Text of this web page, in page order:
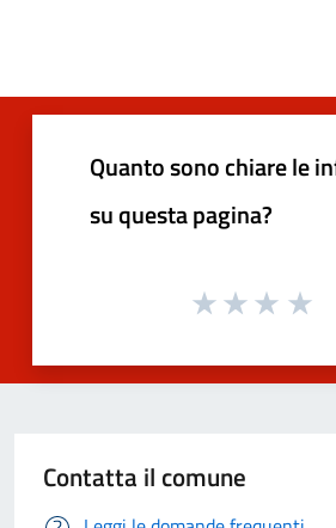
Quanto sono chiare le
su questa pagina?
Contatta il comune